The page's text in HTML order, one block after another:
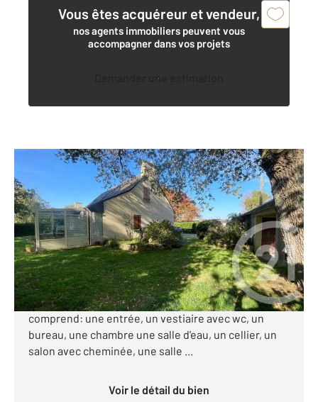
Vous êtes acquéreur et vendeur,
nos agents immobiliers peuvent vous
accompagner dans vos projets
Demander une estimation
PLOEREN 56
, 6 pièces
Ref : 3377
Maison à vendre
449 500 €
PLOEREN CENTRE. Maison d'environ 130 m² sur une
parcelle de 1353 m² constructible (zone UA). Elle
comprend: une entrée, un vestiaire avec wc, un
bureau, une chambre une salle d'eau, un cellier, un
salon avec cheminée, une salle ...
Voir le détail du bien